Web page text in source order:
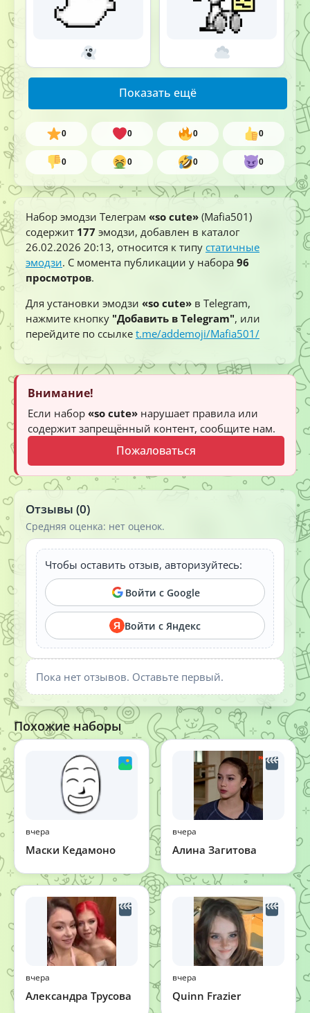
Показать ещё
0 0 0 0
0 0 0 0
Набор эмодзи Телеграм «so cute» (Mafia501)
содержит 177 эмодзи, добавлен в каталог
26.02.2026 20:13, относится к типу статичные
эмодзи. С момента публикации у набора 96
просмотров.
Для установки эмодзи «so cute» в Telegram,
нажмите кнопку "Добавить в Telegram", или
перейдите по ссылке t.me/addemoji/Mafia501/
Внимание!
Если набор «so cute» нарушает правила или
содержит запрещённый контент, сообщите нам.
Пожаловаться
Отзывы (0)
Средняя оценка: нет оценок.
Чтобы оставить отзыв, авторизуйтесь:
Войти с Google
Я Войти с Яндекс
Пока нет отзывов. Оставьте первый.
Похожие наборы
вчера
Маски Кедамоно
вчера
Алина Загитова
вчера
Александра Трусова
вчера
Quinn Frazier